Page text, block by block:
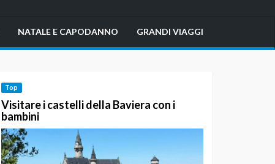
NATALE E CAPODANNO GRANDI VIAGGI
Top
Visitare i castelli della Baviera con i
bambini